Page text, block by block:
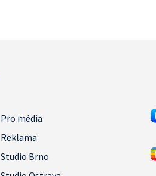
Pro média
Reklama
Studio Brno